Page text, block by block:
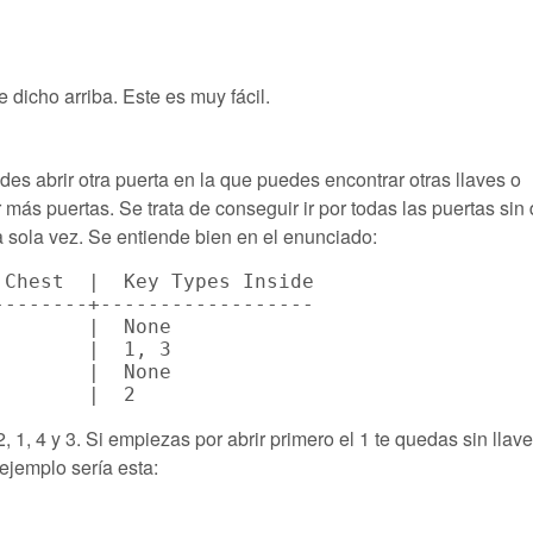
dicho arriba. Este es muy fácil.
abrir otra puerta en la que puedes encontrar otras llaves o
puertas. Se trata de conseguir ir por todas las puertas sin
vez. Se entiende bien en el enunciado:
Chest  |  Key Types Inside
+------------------
|  None
|  1, 3
|  None
1, 4 y 3. Si empiezas por abrir primero el 1 te quedas sin
sería esta: